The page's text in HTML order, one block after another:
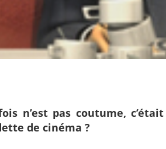
n’est pas coutume,
de cinéma ?